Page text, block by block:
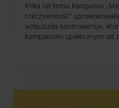
Kilka lat temu kampania
rzeczywistość”
wzbudziła kontrowersje,
kampaniom społecznym od